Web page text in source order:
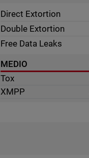
Direct Extortion
Double Extortion
Free Data Leaks
MEDIO
Tox
XMPP